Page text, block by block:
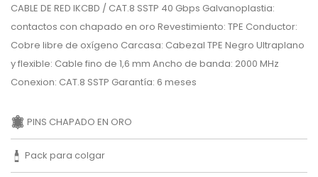
CABLE DE RED IKCBD / CAT.8 SSTP 40 Gbps Galvanoplastia:
contactos con chapado en oro Revestimiento: TPE Conductor:
Cobre libre de oxígeno Carcasa: Cabezal TPE Negro Ultraplano
y flexible: Cable fino de 1,6 mm Ancho de banda: 2000 MHz
Conexion: CAT.8 SSTP Garantía: 6 meses
PINS CHAPADO EN ORO
Pack para colgar